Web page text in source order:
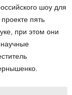
шоу для
пять
при этом они